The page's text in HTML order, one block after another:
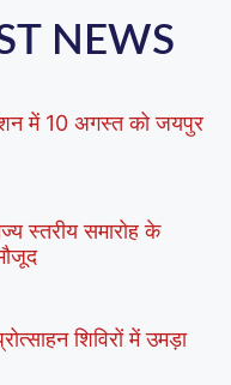
NEWS
में 10 अगस्त को जयपुर
स्तरीय समारोह के
शिविरों में उमड़ा